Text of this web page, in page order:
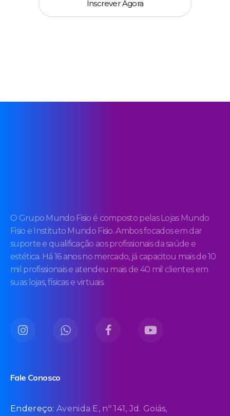
Inscrever Agora
O Grupo Mundo Fisio é composto pelas Lojas Mundo
Fisio e Instituto Mundo Fisio. Ambos focados em dar
suporte e qualificação aos profissionais da saúde e
estética. Há 16 anos no mercado, já capacitou mais de 10
mil profissionais e atendeu mais de 40 mil clientes em
suas lojas, físicas e virtuais.
Fale Conosco
Endereço:Avenida E, nº 141, Jd. Goiás,